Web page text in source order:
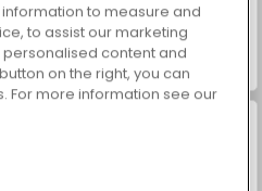
Okula Dönüş: Hayvan Boyama
to measure and
to assist our marketing
content and
on the right, you can
For more information see our